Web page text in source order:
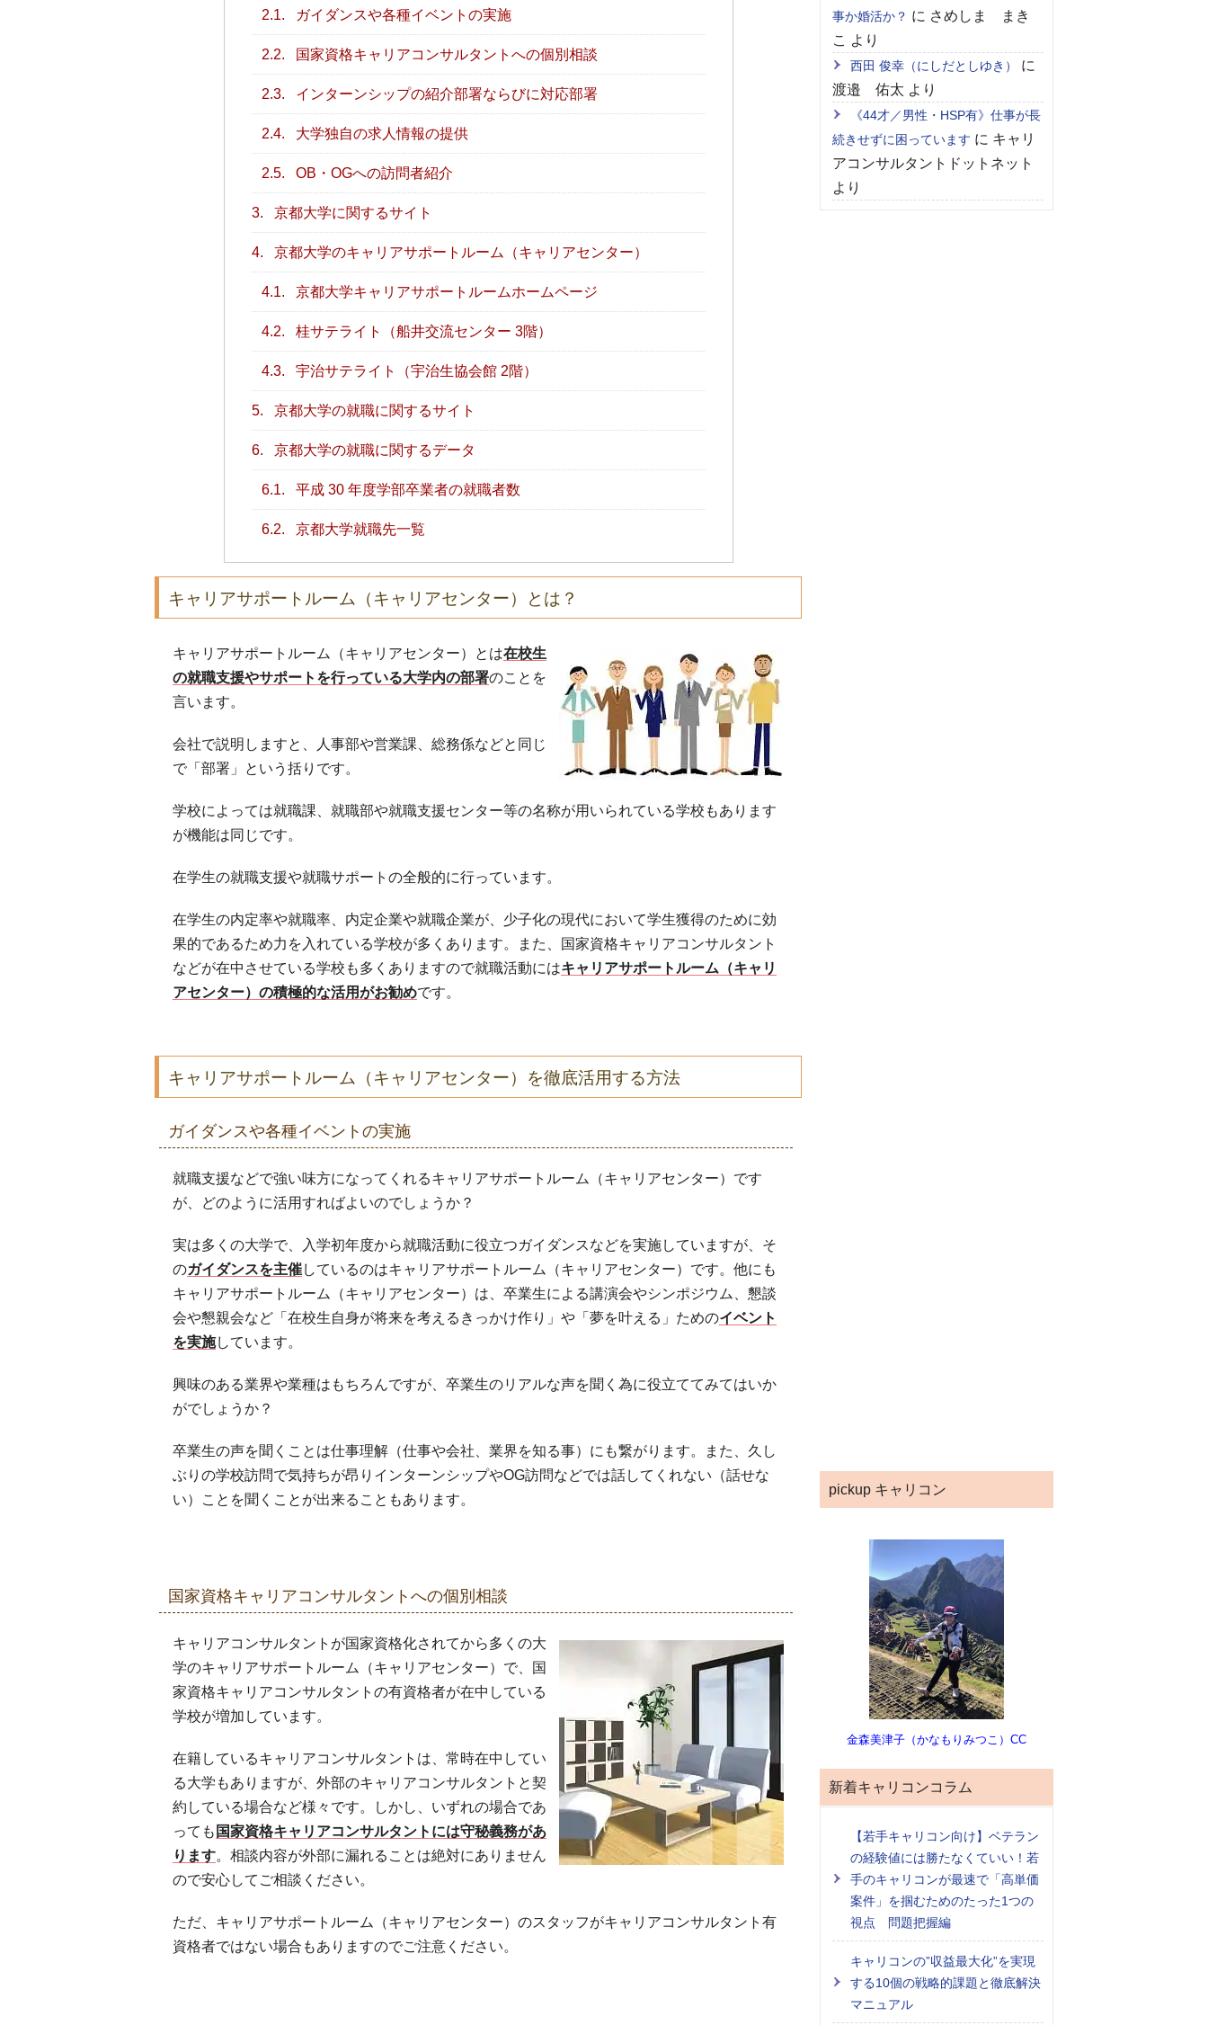
2.1. ガイダンスや各種イベントの実施
2.2. 国家資格キャリアコンサルタントへの個別相談
2.3. インターンシップの紹介部署ならびに対応部署
2.4. 大学独自の求人情報の提供
2.5. OB・OGへの訪問者紹介
3. 京都大学に関するサイト
4. 京都大学のキャリアサポートルーム（キャリアセンター）
4.1. 京都大学キャリアサポートルームホームページ
4.2. 桂サテライト（船井交流センター 3階）
4.3. 宇治サテライト（宇治生協会館 2階）
5. 京都大学の就職に関するサイト
6. 京都大学の就職に関するデータ
6.1. 平成 30 年度学部卒業者の就職者数
6.2. 京都大学就職先一覧
キャリアサポートルーム（キャリアセンター）とは？
キャリアサポートルーム（キャリアセンター）とは在校生
の就職支援やサポートを行っている大学内の部署のことを
言います。
会社で説明しますと、人事部や営業課、総務係などと同じ
で「部署」という括りです。
学校によっては就職課、就職部や就職支援センター等の名称が用いられている学校もあります
が機能は同じです。
在学生の就職支援や就職サポートの全般的に行っています。
在学生の内定率や就職率、内定企業や就職企業が、少子化の現代において学生獲得のために効
果的であるため力を入れている学校が多くあります。また、国家資格キャリアコンサルタント
などが在中させている学校も多くありますので就職活動にはキャリアサポートルーム（キャリ
アセンター）の積極的な活用がお勧めです。
キャリアサポートルーム（キャリアセンター）を徹底活用する方法
ガイダンスや各種イベントの実施
就職支援などで強い味方になってくれるキャリアサポートルーム（キャリアセンター）です
が、どのように活用すればよいのでしょうか？
実は多くの大学で、入学初年度から就職活動に役立つガイダンスなどを実施していますが、そ
のガイダンスを主催しているのはキャリアサポートルーム（キャリアセンター）です。他にも
キャリアサポートルーム（キャリアセンター）は、卒業生による講演会やシンポジウム、懇談
会や懇親会など「在校生自身が将来を考えるきっかけ作り」や「夢を叶える」ためのイベント
を実施しています。
興味のある業界や業種はもちろんですが、卒業生のリアルな声を聞く為に役立ててみてはいか
がでしょうか？
卒業生の声を聞くことは仕事理解（仕事や会社、業界を知る事）にも繋がります。また、久し
ぶりの学校訪問で気持ちが昂りインターンシップやOG訪問などでは話してくれない（話せな
い）ことを聞くことが出来ることもあります。
国家資格キャリアコンサルタントへの個別相談
キャリアコンサルタントが国家資格化されてから多くの大
学のキャリアサポートルーム（キャリアセンター）で、国
家資格キャリアコンサルタントの有資格者が在中している
学校が増加しています。
在籍しているキャリアコンサルタントは、常時在中してい
る大学もありますが、外部のキャリアコンサルタントと契
約している場合など様々です。しかし、いずれの場合であ
っても 国家資格キャリアコンサルタントには守秘義務があ
ります。相談内容が外部に漏れることは絶対にありません
ので安心してご相談ください。
ただ、キャリアサポートルーム（キャリアセンター）のスタッフがキャリアコンサルタント有
資格者ではない場合もありますのでご注意ください。
事か婚活か？ に さめしま まき
こ より
西田 俊幸（にしだとしゆき）
に
渡邉 佑太 より
《44才／男性・HSP有》仕事が長
続きせずに困っています に キャリ
アコンサルタントドットネット
より
pickup キャリコン
金森美津子（かなもりみつこ）CC
新着キャリコンコラム
【若手キャリコン向け】ベテラン
の経験値には勝たなくていい！若
手のキャリコンが最速で「高単価
案件」を掴むためのたった1つの
視点 問題把握編
キャリコンの”収益最大化”を実現
する10個の戦略的課題と徹底解決
マニュアル